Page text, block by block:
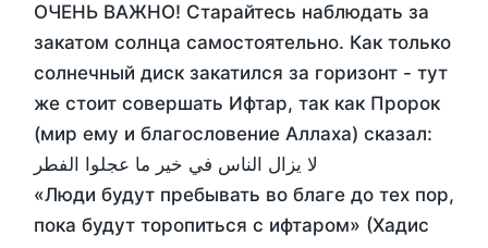
ОЧЕНЬ ВАЖНО! Старайтесь наблюдать за
закатом солнца самостоятельно. Как только
солнечный диск закатился за горизонт - тут
же стоит совершать Ифтар, так как Пророк
(мир ему и благословение Аллаха) сказал:
لا يزال الناس في خير ما عجلوا الفطر
«Люди будут пребывать во благе до тех пор,
пока будут торопиться с ифтаром» (Хадис